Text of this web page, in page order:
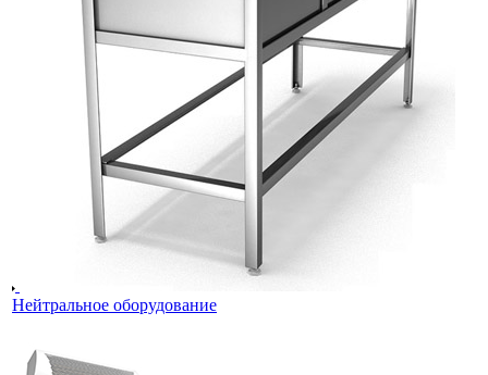
Нейтральное оборудование